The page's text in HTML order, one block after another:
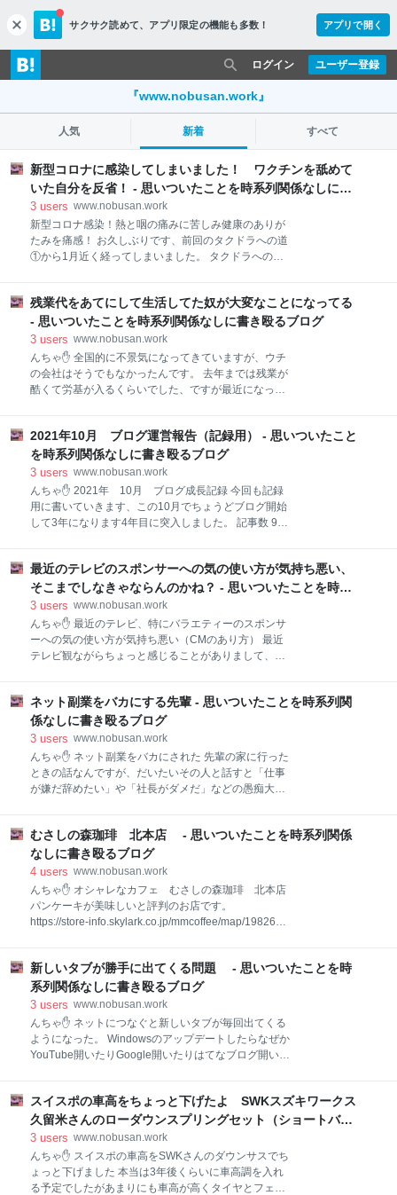
c
l
o
s
サクサク読めて、 アプリ限定の機能も多数！ アプリで開く
ユーザー登録
ログイン
『www.nobusan.work』
人気 新着 すべて
新型コロナに感染してしまいました！ ワクチンを舐めて
いた自分を反省！ - 思いついたことを時系列関係なしに書
き殴るブログ
3 users www.nobusan.work
新型コロナ感染！熱と咽の痛みに苦しみ健康のありが
たみを痛感！ お久しぶりです、前回のタクドラへの道
①から1月近く経ってしまいました。 タクドラへの道
いにあの新型コロナに感染してしまい、びっくりする
くらい辛かったので、記録に残しておこうと思いま
す。 ワクチンは2022年に4回目を打って以来「もう大
丈夫だろう」となぜかその後は接種券がきても放置し
ておりました、奥様は7回接種済み。 熱と喉の痛みに
苦しむ日々 食事もまともにできず 1月29日(月)風邪
いたり熱があるけど休めない人がいたりと、かなりヤ
バい状況でした。 このとき自分はなんともなかったん
ですが、10時過ぎくらいに喉がイガイガしてきた感じ
が、気の
残業代をあてにして生活してた奴が大変なことになってる
- 思いついたことを時系列関係なしに書き殴るブログ
3 users www.nobusan.work
んちゃ✋ 全国的に不景気になってきていますが、ウチ
の会社はそうでもなかったんです。 去年までは残業が
酷くて労基が入るくらいでした、ですが最近になって
みんな分かってたことなのでそんなに焦ってはいませ
ん、残業は無い時もあるので普通は残業代をあてにし
て生活水準を決めたりなんかしないんです。 ただ、そ
いつは残業代をあてにして生活してたので、残業が減
った今かなり焦っています。 残業ないと家を売らない
といけない もう、何を考えてるんだろ？ 残業が当たり
事も考えています、たぶんみんなそうです。 現に仕事
減って残業も減りましたが、焦ってる奴はそいつと借
金ある奴くらいで、他の人はなんとかなってます。 残
業ないと不
2021年10月 ブログ運営報告（記録用） - 思いついたこと
を時系列関係なしに書き殴るブログ
3 users www.nobusan.work
んちゃ✋ 2021年 10月 ブログ成長記録 今回も記録
用に書いていきます、この10月でちょうどブログ開始
して3年になります4年目に突入しました。 記事数 9記
当に仕事が多忙で20連勤なんてこともありブログ書く
気力も削がれてしまいました。 そんなのは言い訳に過
ぎないですね、早くこんな生活から抜け出すにはもっ
と努力しなければ。 読者様 308名 こんな状況でも増え
てます、ありがたいです。 でも昨日は309名だったの
に1人減ってしまいました。 10月度アクセス数 7,679
ろ？ 今年中に10,000アクセス行きたい！ 収益 今回も
うまい棒で アドセンス 120本 先月比-6本 もしもア
フィリ
最近のテレビのスポンサーへの気の使い方が気持ち悪い、
そこまでしなきゃならんのかね？ - 思いついたことを時系
列関係なしに書き殴るブログ
3 users www.nobusan.work
んちゃ✋ 最近のテレビ、特にバラエティーのスポンサ
ーへの気の使い方が気持ち悪い（CMのあり方） 最近
テレビ観ながらちょっと感じることがありまして、そ
バラエティー番組なんかで提供バック（スポンサーを
文字で紹介する）のときすべての文字を消してるじゃ
ないですか。 あれ何なんですかね？ ライバル社の飲料
水や食品などなら1億歩譲っていいと思います、思っ
てませんが！ それどころかバラエティー番組で出演者
が着てるTシャツだったり、つけてる名札の文字まで
気を使いすぎる番組作りって、視聴者はつまらなくな
るから観なくなるし、そうなるとスポンサーだって
CM出しても観てもらえないでしょ？ 昔はそんなこと
なかったのに
ネット副業をバカにする先輩 - 思いついたことを時系列関
係なしに書き殴るブログ
3 users www.nobusan.work
んちゃ✋ ネット副業をバカにされた 先輩の家に行った
ときの話なんですが、だいたいその人と話すと「仕事
が嫌だ辞めたい」や「社長がダメだ」などの愚痴大会
がってました。 ちょうどそのくらいの時期にブログ始
めてアフィリエイトやアドセンスに挑戦し始めたんで
す。 なので「最近ネットで収益化して会社辞められる
ように準備しようとしてるんです」って言ったら「ユ
ーチューバーか？」って。 ネット副業って言ったらユ
ーチューバーしか知らないその人、しかも良くわかっ
んて認めねぇ」だと 何もわかってねぇ！ 動画作るのど
れだけ大変かわからないくせによく言うよ、毎日更新
したりネタ探したりするのもめちゃくちゃ大変なのも
知らないし。
むさしの森珈琲 北本店 - 思いついたことを時系列関係
なしに書き殴るブログ
4 users www.nobusan.work
んちゃ✋ オシャレなカフェ むさしの森珈琲 北本店
パンケーキが美味しいと評判のお店です。
https://store-info.skylark.co.jp/mmcoffee/map/198268
23:00 土日祝日7:00～23:00 （コロナの関係で2021
年8月14日現在は20:00閉店） アクセス 北本駅から
470ｍ 駐車場 有 店舗前と店舗奥にあります、西松
屋の前はダメです その他 コンセント席有り Wi-Fi
有り Wi-Fi環境もコンセントもあるのでパソコンで作
業する方にはいいですね。 店内の様子 めちゃくちゃオ
です。 メニュー 喫茶店定番メニュー以外にも、
新しいタブが勝手に出てくる問題 - 思いついたことを時
系列関係なしに書き殴るブログ
3 users www.nobusan.work
んちゃ✋ ネットにつなぐと新しいタブが毎回出てくる
ようになった。 Windowsのアップデートしたらなぜか
YouTube開いたりGoogle開いたりはてなブログ開いた
してみても一向に解決しません、どうしようか途方に
暮れていたら、ウイルスバスターのデジタルライフサ
ポートとかいうやつに入ってるのを思い出しました。
リンク ダメもとで電話してみたら見事解決しました＼
(^o^)／ 解決方法 検索結果画面のとこの「・・・ 」を
クリックします。 設定をクリック 設定画面が開くので
スイスポの車高をちょっと下げたよ SWKスズキワークス
久留米さんのローダウンスプリングセット（ショートバン
プラバー＆キャンバーボルト） - 思いついたことを時系列
関係なしに書き殴るブログ
3 users www.nobusan.work
んちゃ✋ スイスポの車高をSWKさんのダウンサスでち
ょっと下げました 本当は3年後くらいに車高調を入れ
る予定でしたがあまりにも車高が高くタイヤとフェン